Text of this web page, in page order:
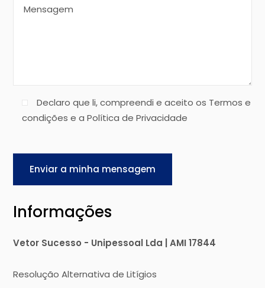
Declaro que li, compreendi e aceito os Termos e
condições e a Política de Privacidade
Enviar a minha mensagem
Informações
Vetor Sucesso - Unipessoal Lda | AMI 17844
Resolução Alternativa de Litígios